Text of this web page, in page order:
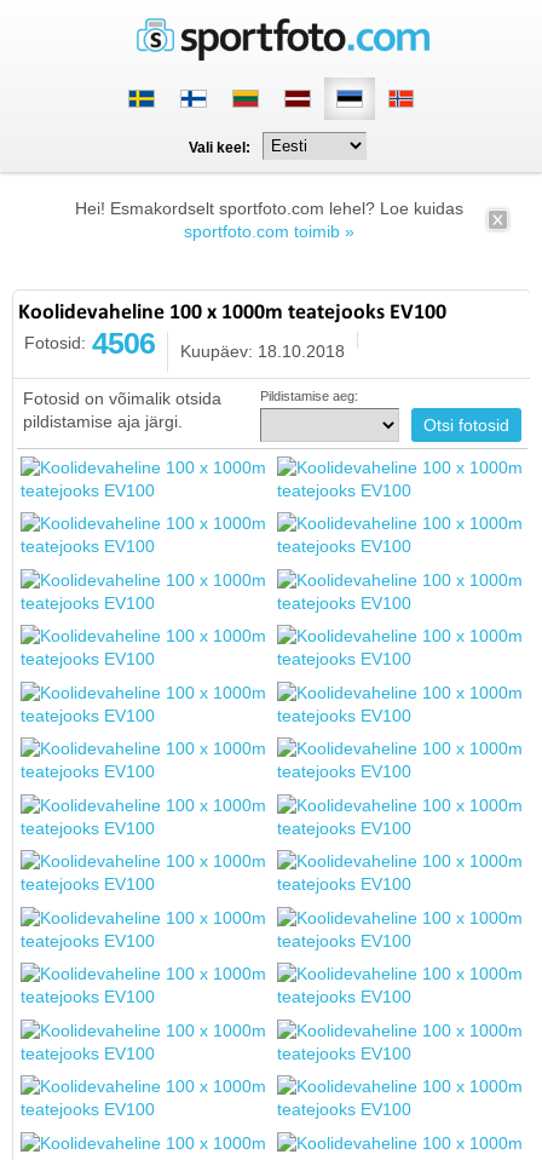
Vali keel:
Hei! Esmakordselt sportfoto.com lehel? Loe kuidas
sportfoto.com toimib »
Koolidevaheline 100 x 1000m teatejooks EV100
Fotosid: 4506 Kuupäev: 18.10.2018
Fotosid on võimalik otsida
pildistamise aja järgi.
Pildistamise aeg: